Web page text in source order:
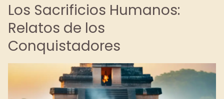
Los Sacrificios Humanos:
Relatos de los
Conquistadores